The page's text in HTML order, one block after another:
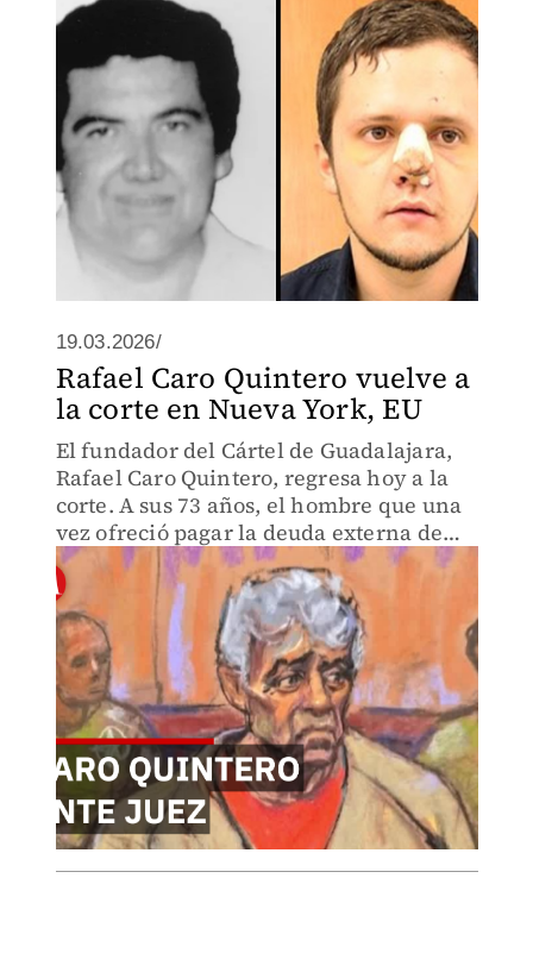
19.03.2026/
Rafael Caro Quintero vuelve a
la corte en Nueva York, EU
El fundador del Cártel de Guadalajara,
Rafael Caro Quintero, regresa hoy a la
corte. A sus 73 años, el hombre que una
vez ofreció pagar la deuda externa de
México hoy lucha por salir de un
aislamiento de 23 horas diarias.